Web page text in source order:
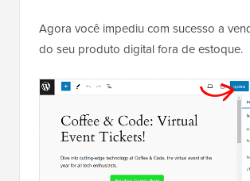
Agora você impediu com sucesso a
do seu produto digital fora de estoque.